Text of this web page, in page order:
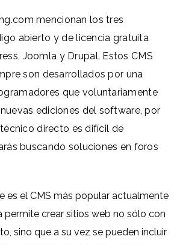
mencionan los tres
abierto y de licencia gratuita
Joomla y Drupal. Estos CMS
son desarrollados por una
que voluntariamente
ediciones del software, por
directo es difícil de
buscando soluciones en foros
es el CMS más popular actualmente
permite crear sitios web no sólo con
sino que a su vez se pueden incluir